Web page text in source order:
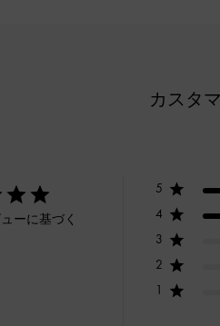
カスタ
ーに基づく
5
4
3
2
1